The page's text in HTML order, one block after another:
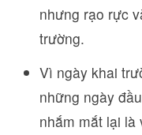
nhưng rạo rực
trường.
Vì ngày khai
những ngày
nhắm mắt lại là